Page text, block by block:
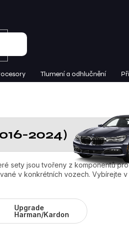
Tlumení a odhlučnění
2024)
sety jsou tvořeny z komponentů
v konkrétních vozech. Vybírejte
Upgrade
Harman/Kardon